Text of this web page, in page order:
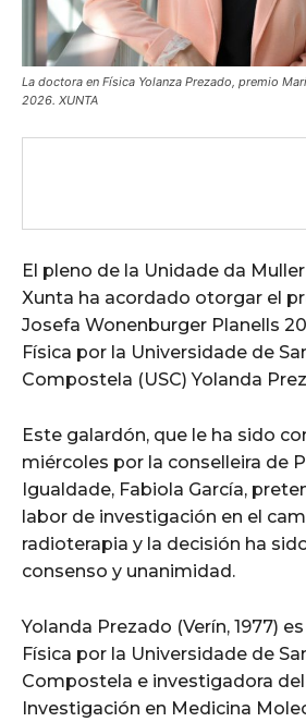
La doctora en Física Yolanza Prezado, premio
2026. XUNTA
El pleno de la Unidade da
Xunta ha acordado otorgar el
Josefa Wonenburger Planells
Física por la Universidade de
Compostela (USC) Yolanda
Este galardón, que le ha sido
miércoles por la conselleira de
Igualdade, Fabiola García,
labor de investigación en el
radioterapia y la decisión ha
consenso y unanimidad.
Yolanda Prezado (Verín, 1977)
Física por la Universidade de
Compostela e investigadora
Investigación en Medicina